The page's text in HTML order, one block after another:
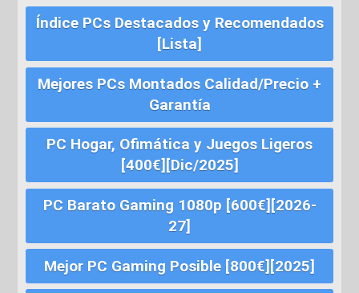
Índice PCs Destacados y Recomendados
[Lista]
Mejores PCs Montados Calidad/Precio +
Garantía
PC Hogar, Ofimática y Juegos Ligeros
[400€][Dic/2025]
PC Barato Gaming 1080p [600€][2026-
27]
Mejor PC Gaming Posible [800€][2025]